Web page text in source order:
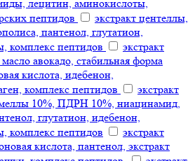
лецитин, аминокислоты,
пептидов
экстракт центеллы,
пантенол, глутатион,
комплекс пептидов
экстракт
авокадо, стабильная форма
кислота, идебенон,
комплекс пептидов
экстракт
10%, ПДРН 10%, ниацинамид,
глутатион, идебенон,
комплекс пептидов
экстракт
кислота, пантенол, экстракт